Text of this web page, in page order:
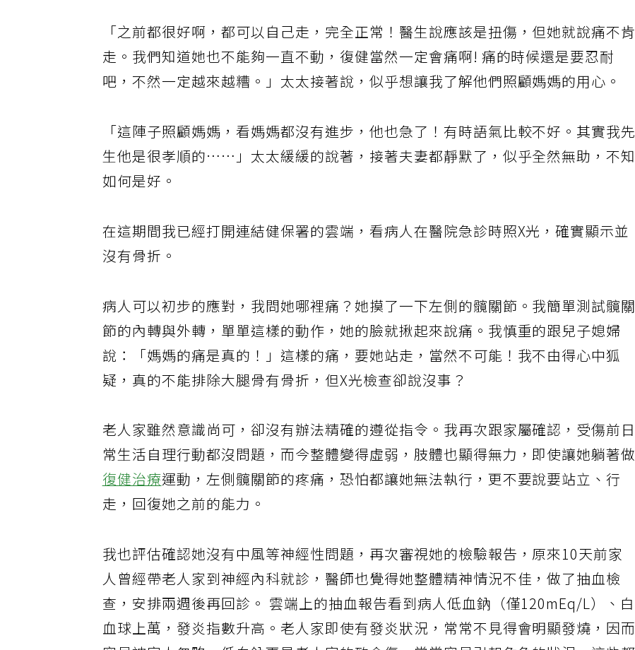
「之前都很好啊，都可以自己走，完全正常！醫生說應該是扭傷，但她就說痛不肯
走。我們知道她也不能夠一直不動，復健當然一定會痛啊! 痛的時候還是要忍耐
吧，不然一定越來越糟。」太太接著說，似乎想讓我了解他們照顧媽媽的用心。
「這陣子照顧媽媽，看媽媽都沒有進步，他也急了！有時語氣比較不好。其實我先
生他是很孝順的……」太太緩緩的說著，接著夫妻都靜默了，似乎全然無助，不知
如何是好。
在這期間我已經打開連結健保署的雲端，看病人在醫院急診時照X光，確實顯示並
沒有骨折。
病人可以初步的應對，我問她哪裡痛？她摸了一下左側的髖關節。我簡單測試髖關
節的內轉與外轉，單單這樣的動作，她的臉就揪起來說痛。我慎重的跟兒子媳婦
說：「媽媽的痛是真的！」這樣的痛，要她站走，當然不可能！我不由得心中狐
疑，真的不能排除大腿骨有骨折，但X光檢查卻說沒事？
老人家雖然意識尚可，卻沒有辦法精確的遵從指令。我再次跟家屬確認，受傷前日
常生活自理行動都沒問題，而今整體變得虛弱，肢體也顯得無力，即使讓她躺著做
復健治療運動，左側髖關節的疼痛，恐怕都讓她無法執行，更不要說要站立、行
走，回復她之前的能力。
我也評估確認她沒有中風等神經性問題，再次審視她的檢驗報告，原來10天前家
人曾經帶老人家到神經內科就診，醫師也覺得她整體精神情況不佳，做了抽血檢
查，安排兩週後再回診。 雲端上的抽血報告看到病人低血鈉（僅120mEq/L）、白
血球上萬，發炎指數升高。老人家即使有發炎狀況，常常不見得會明顯發燒，因而